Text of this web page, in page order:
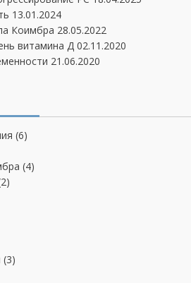
13.01.2024
Коимбра 28.05.2022
витамина Д 02.11.2020
21.06.2020
(6)
(4)
(3)